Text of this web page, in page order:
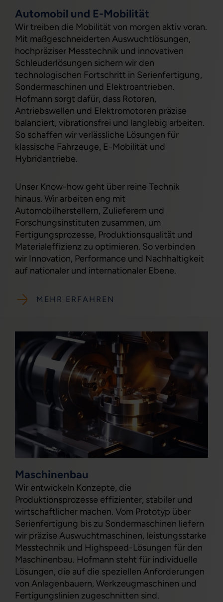
Automobil und E-Mobilität
Wir treiben die Mobilität von morgen aktiv voran.
Mit maßgeschneiderten Auswuchtlösungen,
hochpräziser Messtechnik und innovativen
Schleuderlösungen sichern wir den
technologischen Fortschritt in Serienfertigung,
Sondermaschinen und Elektroantrieben.
Hofmann sorgt dafür, dass Rotoren,
Antriebswellen und Elektromotoren präzise
balanciert, vibrationsfrei und langlebig arbeiten.
So schaffen wir verlässliche Lösungen für
klassische Fahrzeuge, E-Mobilität und
Hybridantriebe.
Unser Know-how geht über reine Technik
hinaus. Wir arbeiten eng mit
Automobilherstellern, Zulieferern und
Forschungsinstituten zusammen, um
Fertigungsprozesse, Produktionsqualität und
Materialeffizienz zu optimieren. So verbinden
wir Innovation, Performance und Nachhaltigkeit
auf nationaler und internationaler Ebene.
MEHR ERFAHREN
Maschinenbau
Wir entwickeln Konzepte, die
Produktionsprozesse effizienter, stabiler und
wirtschaftlicher machen. Vom Prototyp über
Serienfertigung bis zu Sondermaschinen liefern
wir präzise Auswuchtmaschinen, leistungsstarke
Messtechnik und Highspeed-Lösungen für den
Maschinenbau. Hofmann steht für individuelle
Lösungen, die auf die speziellen Anforderungen
von Anlagenbauern, Werkzeugmaschinen und
Fertigungslinien zugeschnitten sind.